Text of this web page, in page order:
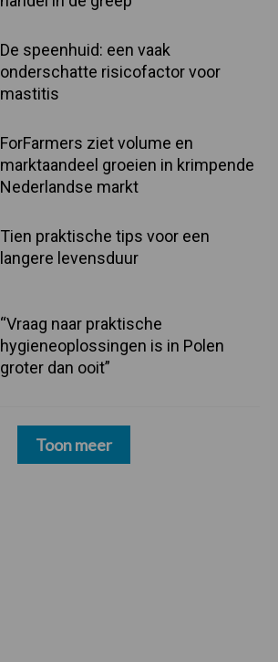
De speenhuid: een vaak
onderschatte risicofactor voor
mastitis
ForFarmers ziet volume en
marktaandeel groeien in krimpende
Nederlandse markt
Tien praktische tips voor een
langere levensduur
“Vraag naar praktische
hygieneoplossingen is in Polen
groter dan ooit”
Toon meer